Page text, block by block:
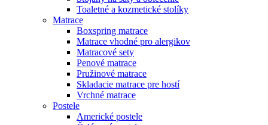
Toaletné a kozmetické stolíky
Matrace
Boxspring matrace
Matrace vhodné pro alergikov
Matracové sety
Penové matrace
Pružinové matrace
Skladacie matrace pre hostí
Vrchné matrace
Postele
Americké postele